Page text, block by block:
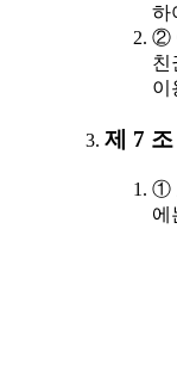
하
②
친
이
제 7
①
에